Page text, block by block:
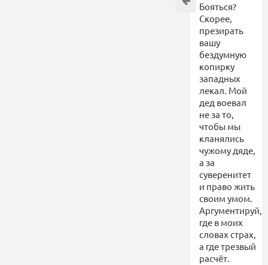
Бояться?
Скорее,
презирать
вашу
бездумную
копирку
западных
лекал. Мой
дед воевал
не за то,
чтобы мы
кланялись
чужому дяде,
а за
суверенитет
и право жить
своим умом.
Аргументируй,
где в моих
словах страх,
а где трезвый
расчёт.